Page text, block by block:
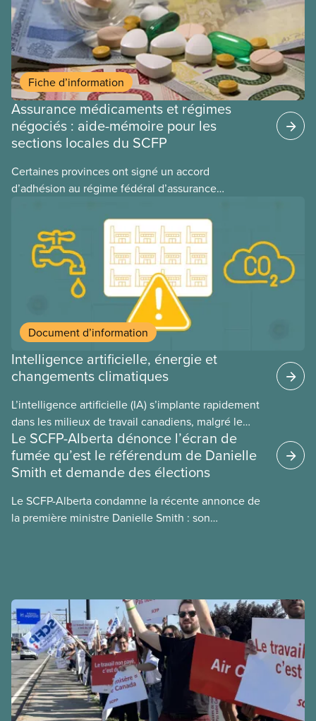
Fiche d’information
Assurance médicaments et régimes
négociés : aide-mémoire pour les
sections locales du SCFP
Certaines provinces ont signé un accord
d’adhésion au régime fédéral d’assurance
ces provinces s’interrogent sur l’incidence que ce
régime pourrait avoir sur leurs avantages
sociaux actuels.
Document d’information
Intelligence artificielle, énergie et
changements climatiques
L’intelligence artificielle (IA) s’implante rapidement
dans les milieux de travail canadiens, malgré le
manque de lois et de règlements pour l’encadrer et
de tests menés en amont. Le présent document
d’information porte sur la consommation
environnementales, le rôle du secteur privé dans
l’intensification de ces conséquences et les
Le SCFP-Alberta dénonce l’écran de
fumée qu’est le référendum de Danielle
Smith et demande des élections
Le SCFP-Alberta condamne la récente annonce de
la première ministre Danielle Smith : son